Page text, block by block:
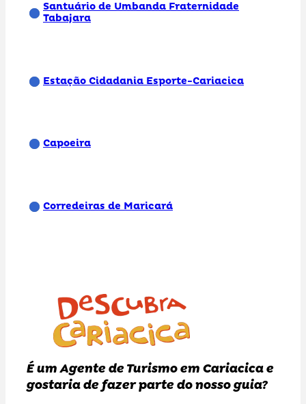
Santuário de Umbanda Fraternidade
Tabajara
Estação Cidadania Esporte-Cariacica
Capoeira
Corredeiras de Maricará
É um Agente de Turismo em Cariacica e
gostaria de fazer parte do nosso guia?